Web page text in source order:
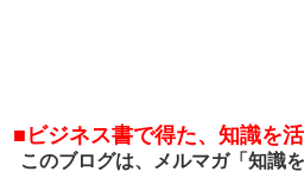
■ビジネス書で得た、知識を
このブログは、メルマガ「知識